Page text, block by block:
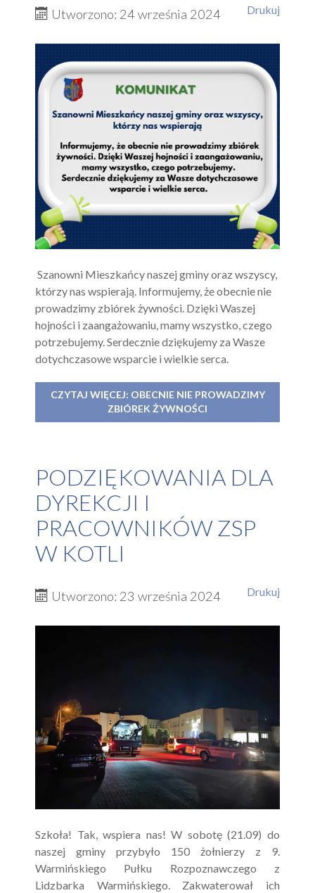
Drukuj
Utworzono: 24 września 2024
Szanowni Mieszkańcy naszej gminy oraz wszyscy,
którzy nas wspierają. Informujemy, że obecnie nie
prowadzimy zbiórek żywności. Dzięki Waszej
hojności i zaangażowaniu, mamy wszystko, czego
potrzebujemy. Serdecznie dziękujemy za Wasze
dotychczasowe wsparcie i wielkie serca.
CZYTAJ WIĘCEJ: OBECNIE NIE PROWADZIMY
ZBIÓREK ŻYWNOŚCI
PODZIĘKOWANIA DLA
DYREKCJI I
PRACOWNIKÓW ZSP
W KOTLI
Drukuj
Utworzono: 23 września 2024
Szkoła! Tak, wspiera nas! W sobotę (21.09) do
naszej gminy przybyło 150 żołnierzy z 9.
Warmińskiego Pułku Rozpoznawczego z
Lidzbarka Warmińskiego. Zakwaterował ich